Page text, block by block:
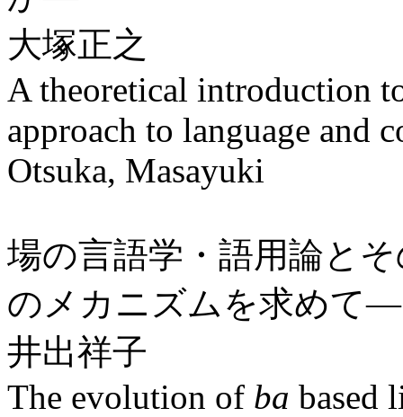
大塚正之
A theoretical introduction
approach to language and
Otsuka, Masayuki
場の言語学・語用論と
のメカニズムを求めて―
井出祥子
The evolution of ba based